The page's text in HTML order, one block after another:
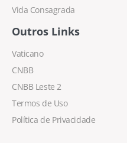
Vida Consagrada
Outros Links
Vaticano
CNBB
CNBB Leste 2
Termos de Uso
Política de Privacidade